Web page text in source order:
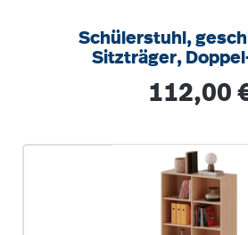
Schülerstuhl,
Sitzträger,
Regulärer
112,00